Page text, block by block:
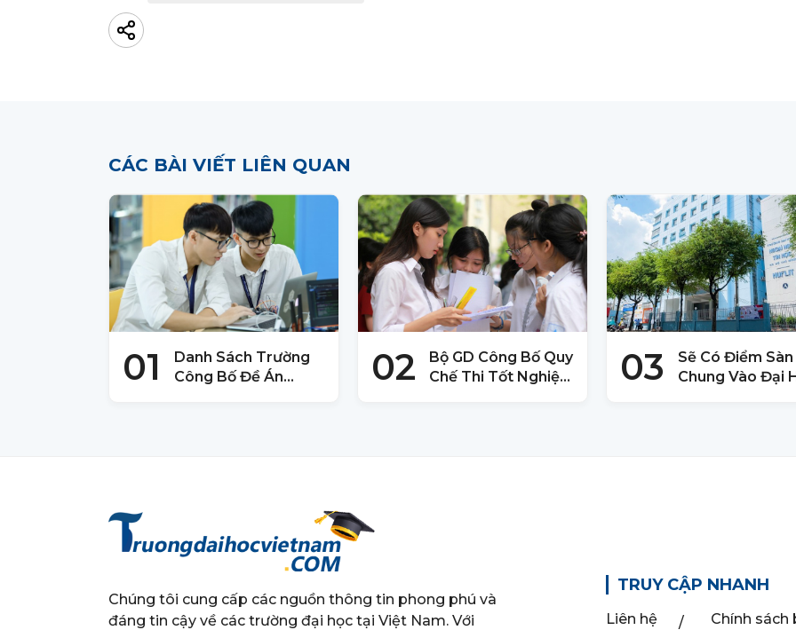
CÁC BÀI VIẾT LIÊN QUAN
01
Danh Sách Trường
Công Bố Đề Án
02
Bộ GD Công Bố Quy
Chế Thi Tốt Nghiệp
03
Sẽ Có Điểm Sàn
Chung Vào Đại
Chúng tôi cung cấp các nguồn thông tin phong phú và
đáng tin cậy về các trường đại học tại Việt Nam. Với
TRUY CẬP NHANH
Liên hệ Chính